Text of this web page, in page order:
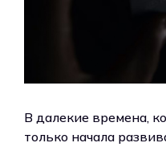
В далекие времена,
только начала